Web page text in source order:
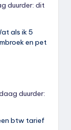
duurder: dit
als ik 5
en pet
duurder:
btw tarief